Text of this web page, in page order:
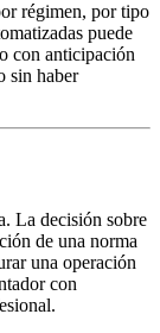
régimen, por tipo
puede
con anticipación
sin haber
La decisión sobre
de una norma
una operación
con